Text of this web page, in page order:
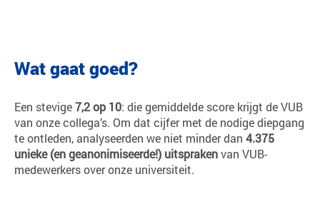
Wat gaat goed?
Een stevige7,2 op 10: die gemiddelde score krijgt de VUB
van onze collega’s. Om dat cijfer met de nodige diepgang
te ontleden, analyseerden we niet minder dan 4.375
unieke (en geanonimiseerde!) uitsprakenvan VUB-
medewerkers over onze universiteit.